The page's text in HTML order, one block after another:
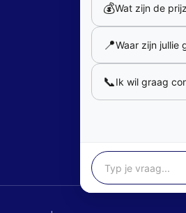
Our
Member
💰Wat zijn de
📍Waar zijn jullie
📞Ik wil graag